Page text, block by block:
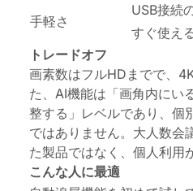
手軽さ
USB接続
すぐ使え
トレードオフ
画素数はフルHDまでで、
た、AI機能は「画角内にい
整する」レベルであり、個
ではありません。大人数会
た製品ではなく、個人利用
こんな人に最適